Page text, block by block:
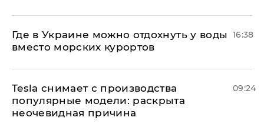
Где в Украине можно отдохнуть у воды
вместо морских курортов
16:38
Tesla снимает с производства
популярные модели: раскрыта
неочевидная причина
09:24